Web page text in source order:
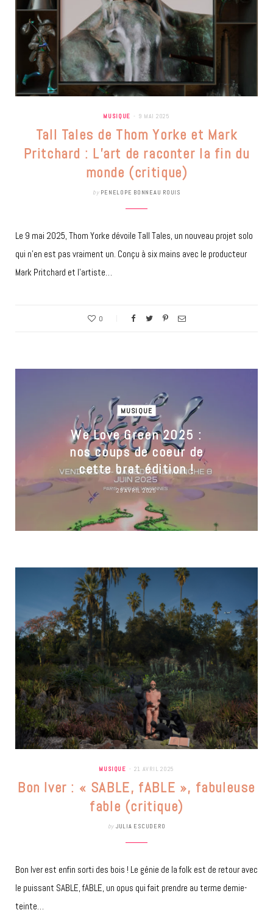
MUSIQUE 9 MAI 2025
Tall Tales de Thom Yorke et Mark
Pritchard : L’art de raconter la fin du
monde (critique)
by PENELOPE BONNEAU ROUIS
Le 9 mai 2025, Thom Yorke dévoile Tall Tales, un nouveau projet solo
qui n’en est pas vraiment un. Conçu à six mains avec le producteur
Mark Pritchard et l’artiste…
0
MUSIQUE
We Love Green 2025 :
nos coups de coeur de
cette brat édition !
29 AVRIL 2025
MUSIQUE 21 AVRIL 2025
Bon Iver : « SABLE, fABLE », fabuleuse
fable (critique)
by JULIA ESCUDERO
Bon Iver est enfin sorti des bois ! Le génie de la folk est de retour avec
le puissant SABLE, fABLE, un opus qui fait prendre au terme demie-
teinte…